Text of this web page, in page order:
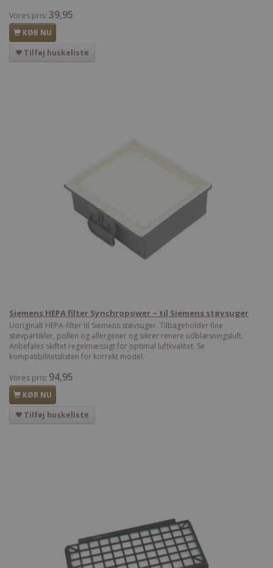
Vores pris: 39,95
KØB NU
Tilføj huskeliste
Siemens HEPA filter Synchropower – til Siemens støvsuger
Uoriginalt HEPA-filter til Siemens støvsuger. Tilbageholder fine
støvpartikler, pollen og allergener og sikrer renere udblæsningsluft.
Anbefales skiftet regelmæssigt for optimal luftkvalitet. Se
kompatibilitetslisten for korrekt model.
Vores pris: 94,95
KØB NU
Tilføj huskeliste